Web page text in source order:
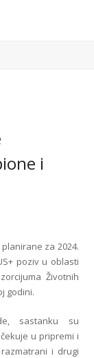
i
za 2024.
poziv u oblasti
Životnih
godini.
sastanku su
u pripremi i
i drugi